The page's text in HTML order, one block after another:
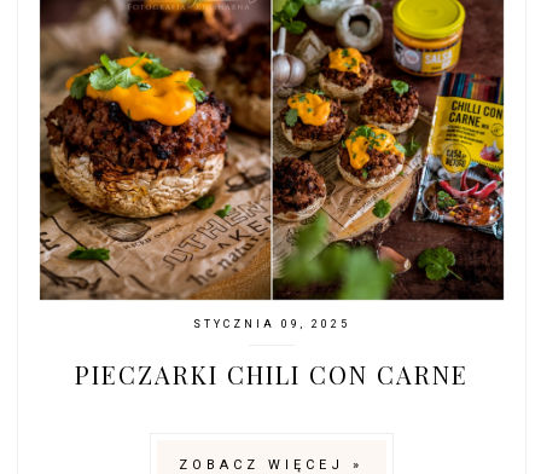
STYCZNIA 09, 2025
PIECZARKI CHILI CON CARNE
ZOBACZ WIĘCEJ »